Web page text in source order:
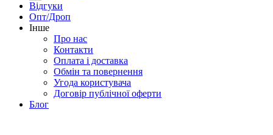
Відгуки
Опт/Дроп
Інше
Про нас
Контакти
Оплата і доставка
Обмін та повернення
Угода користувача
Договір публічної оферти
Блог